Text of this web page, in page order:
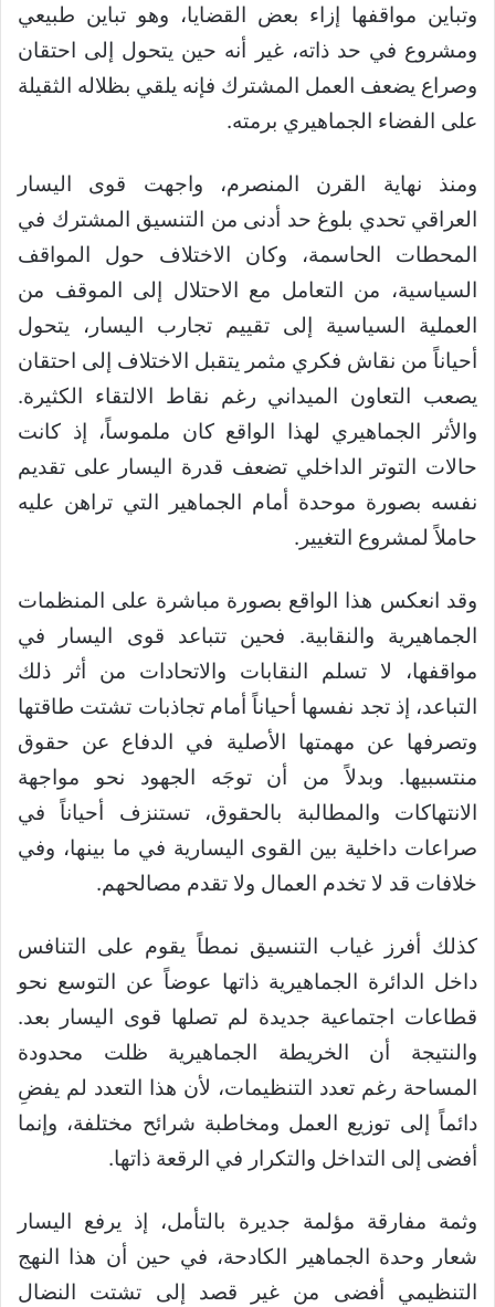
وتباين مواقفها إزاء بعض القضايا، وهو تباين طبيعي
ومشروع في حد ذاته، غير أنه حين يتحول إلى احتقان
وصراع يضعف العمل المشترك فإنه يلقي بظلاله الثقيلة
على الفضاء الجماهيري برمته.
ومنذ نهاية القرن المنصرم، واجهت قوى اليسار
العراقي تحدي بلوغ حد أدنى من التنسيق المشترك في
المحطات الحاسمة، وكان الاختلاف حول المواقف
السياسية، من التعامل مع الاحتلال إلى الموقف من
العملية السياسية إلى تقييم تجارب اليسار، يتحول
أحياناً من نقاش فكري مثمر يتقبل الاختلاف إلى احتقان
يصعب التعاون الميداني رغم نقاط الالتقاء الكثيرة.
والأثر الجماهيري لهذا الواقع كان ملموساً، إذ كانت
حالات التوتر الداخلي تضعف قدرة اليسار على تقديم
نفسه بصورة موحدة أمام الجماهير التي تراهن عليه
حاملاً لمشروع التغيير.
وقد انعكس هذا الواقع بصورة مباشرة على المنظمات
الجماهيرية والنقابية. فحين تتباعد قوى اليسار في
مواقفها، لا تسلم النقابات والاتحادات من أثر ذلك
التباعد، إذ تجد نفسها أحياناً أمام تجاذبات تشتت طاقتها
وتصرفها عن مهمتها الأصلية في الدفاع عن حقوق
منتسبيها. وبدلاً من أن توجَه الجهود نحو مواجهة
الانتهاكات والمطالبة بالحقوق، تستنزف أحياناً في
صراعات داخلية بين القوى اليسارية في ما بينها، وفي
خلافات قد لا تخدم العمال ولا تقدم مصالحهم.
كذلك أفرز غياب التنسيق نمطاً يقوم على التنافس
داخل الدائرة الجماهيرية ذاتها عوضاً عن التوسع نحو
قطاعات اجتماعية جديدة لم تصلها قوى اليسار بعد.
والنتيجة أن الخريطة الجماهيرية ظلت محدودة
المساحة رغم تعدد التنظيمات، لأن هذا التعدد لم يفضِ
دائماً إلى توزيع العمل ومخاطبة شرائح مختلفة، وإنما
أفضى إلى التداخل والتكرار في الرقعة ذاتها.
وثمة مفارقة مؤلمة جديرة بالتأمل، إذ يرفع اليسار
شعار وحدة الجماهير الكادحة، في حين أن هذا النهج
التنظيمي أفضى من غير قصد إلى تشتت النضال